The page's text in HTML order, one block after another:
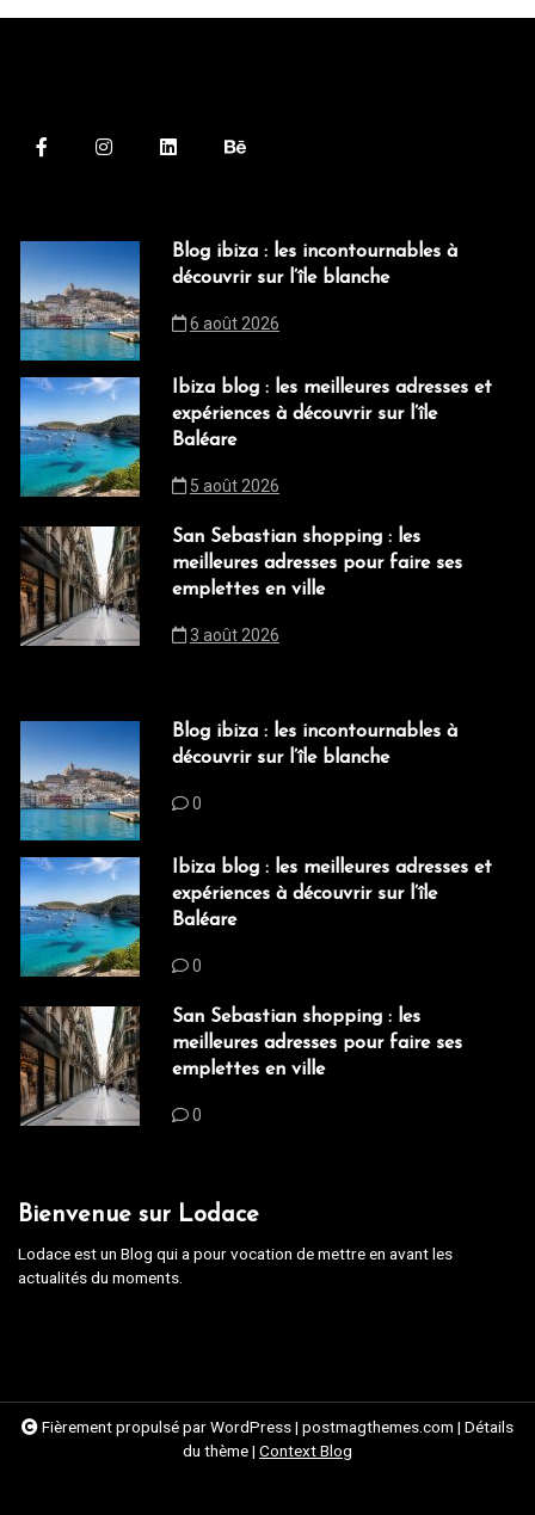
Blog ibiza : les incontournables à
découvrir sur l’île blanche
6 août 2026
Ibiza blog : les meilleures adresses et
expériences à découvrir sur l’île
Baléare
5 août 2026
San Sebastian shopping : les
meilleures adresses pour faire ses
emplettes en ville
3 août 2026
Blog ibiza : les incontournables à
découvrir sur l’île blanche
0
Ibiza blog : les meilleures adresses et
expériences à découvrir sur l’île
Baléare
0
San Sebastian shopping : les
meilleures adresses pour faire ses
emplettes en ville
0
Bienvenue sur Lodace
Lodace est un Blog qui a pour vocation de mettre en avant les
actualités du moments.
Fièrement propulsé par WordPress| postmagthemes.com | Détails
du thème| Context Blog